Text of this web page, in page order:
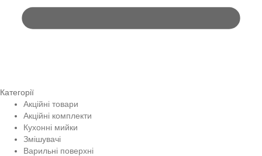
Категорії
Акційні товари
Акційні комплекти
Кухонні мийки
Змішувачі
Варильні поверхні